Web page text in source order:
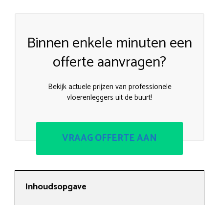
Binnen enkele minuten een
offerte aanvragen?
Bekijk actuele prijzen van professionele
vloerenleggers uit de buurt!
VRAAG OFFERTE AAN
Inhoudsopgave